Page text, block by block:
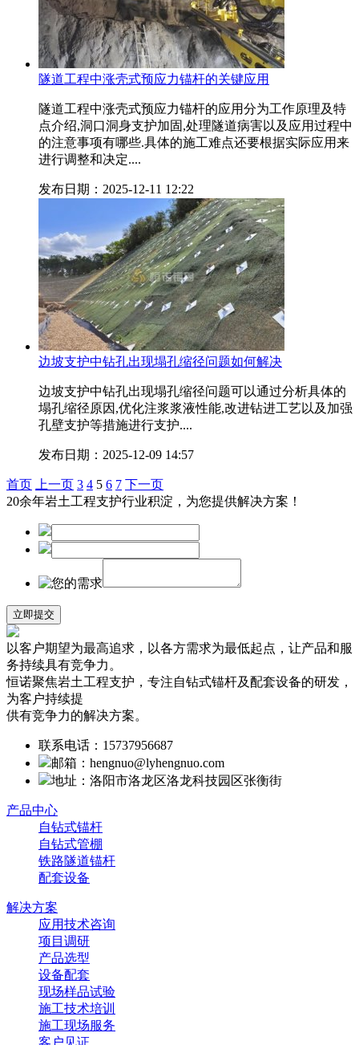
隧道工程中涨壳式预应力锚杆的关键应用
隧道工程中涨壳式预应力锚杆的应用分为工作原理及特
点介绍,洞口洞身支护加固,处理隧道病害以及应用过程中
的注意事项有哪些.具体的施工难点还要根据实际应用来
进行调整和决定....
发布日期：2025-12-11 12:22
边坡支护中钻孔出现塌孔缩径问题如何解决
边坡支护中钻孔出现塌孔缩径问题可以通过分析具体的
塌孔缩径原因,优化注浆浆液性能,改进钻进工艺以及加强
孔壁支护等措施进行支护....
发布日期：2025-12-09 14:57
首页 上一页 3 4 5 6 7 下一页
20余年岩土工程支护行业积淀，为您提供解决方案！
以客户期望为最高追求，以各方需求为最低起点，让产品和服
务持续具有竞争力。
恒诺聚焦岩土工程支护，专注自钻式锚杆及配套设备的研发，
为客户持续提
供有竞争力的解决方案。
联系电话：15737956687
邮箱：hengnuo@lyhengnuo.com
地址：洛阳市洛龙区洛龙科技园区张衡街
产品中心
自钻式锚杆
自钻式管棚
铁路隧道锚杆
配套设备
解决方案
应用技术咨询
项目调研
产品选型
设备配套
现场样品试验
施工技术培训
施工现场服务
客户见证